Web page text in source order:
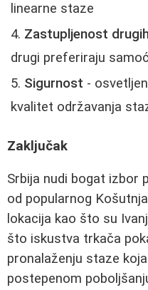
linearne staze
Zastupljenost
drugi preferiraju
Sigurnost -
kvalitet održavanja
Zaključak
Srbija nudi bogat izbor
od popularnog
lokacija kao što su
što iskustva trkača
pronalaženju staze
postepenom